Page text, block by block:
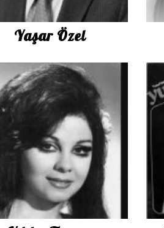
Yaşar Özel